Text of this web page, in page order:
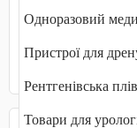
Одноразовий
Пристрої для
Рентгенівська
Товари для